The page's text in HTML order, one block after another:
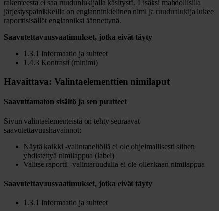
rakenteesta ei saa ruudunlukijalla käsitystä. Lisäksi mahdollisilla
järjestyspainikkeilla on englanninkielinen nimi ja ruudunlukija lukee
raporttisisällöt englanniksi äännettynä.
Saavutettavuusvaatimukset, jotka eivät täyty
1.3.1 Informaatio ja suhteet
1.4.3 Kontrasti (minimi)
Havaittava: Valintaelementtien nimilaput
Saavuttamaton sisältö ja sen puutteet
Sivun valintaelementeistä on tehty seuraavat
saavutettavuushavainnot:
Näytä kaikki -valintaneliöllä ei ole ohjelmallisesti siihen
yhdistettyä nimilappua (label)
Valitse raportti -valintaruudulla ei ole ollenkaan nimilappua
Saavutettavuusvaatimukset, jotka eivät täyty
1.3.1 Informaatio ja suhteet